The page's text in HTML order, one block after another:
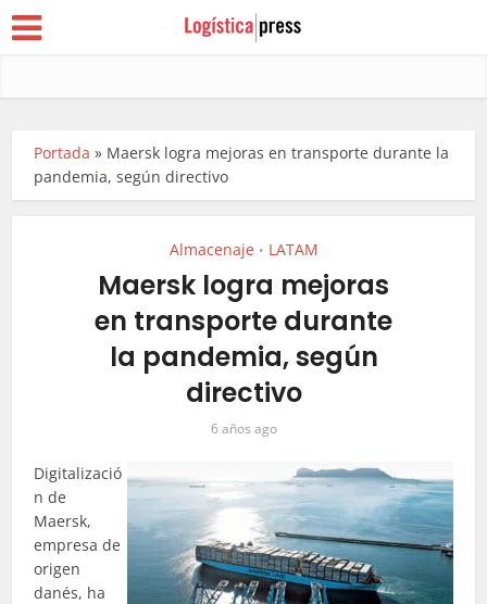
Portada » Maersk logra mejoras en transporte durante la
pandemia, según directivo
Almacenaje • LATAM
Maersk logra mejoras
en transporte durante
la pandemia, según
directivo
6 años ago
Digitalizació
n de
Maersk,
empresa de
origen
danés, ha